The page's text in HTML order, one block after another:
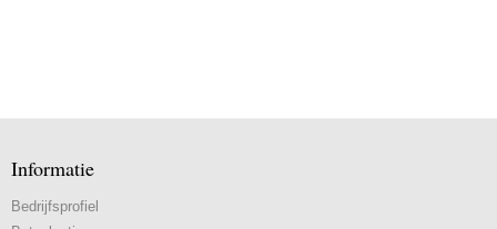
Informatie
Bedrijfsprofiel